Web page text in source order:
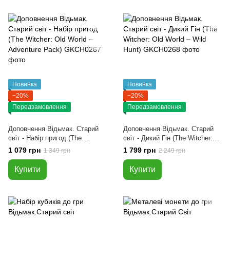
Новинка
−20%
Передзамовлення
Доповнення Відьмак. Старий
світ - Набір пригод (The
Witcher: Old World – Adventure
1 079 грн 1 349 грн
Купити
Новинка
−20%
Передзамовлення
Доповнення Відьмак. Старий
світ - Дикий Гін (The Witcher:
Old World – Wild Hunt)
1 799 грн 2 249 грн
Купити